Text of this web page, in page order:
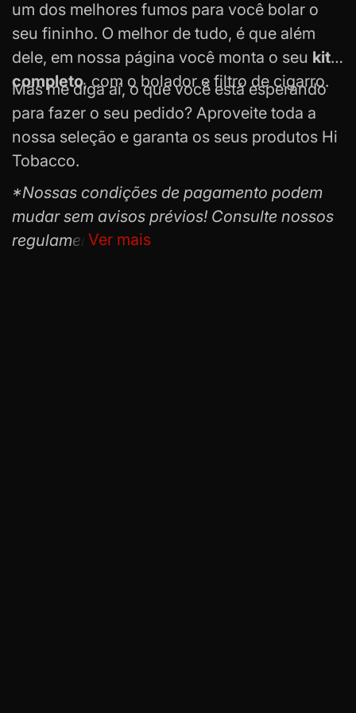
um dos melhores fumos para você bolar o
seu fininho. O melhor de tudo, é que além
dele, em nossa página você monta o seu kit
completo, com o bolador e filtro de cigarro.
Mas me diga aí, o que você está esperando
para fazer o seu pedido? Aproveite toda a
nossa seleção e garanta os seus produtos Hi
Tobacco.
*Nossas condições de pagamento podem
mudar sem avisos prévios! Consulte nossos
regulamentos.Ver mais